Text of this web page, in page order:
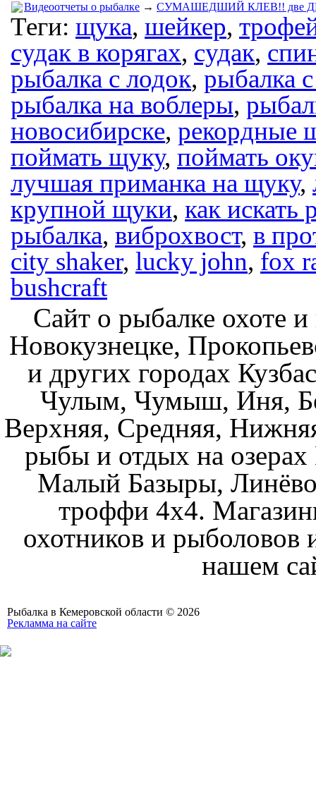
Видеоотчеты о рыбалке → СУМАШЕДШИЙ КЛЕВ!! две
Теги: щука, шейкер,
судак в корягах, судак,
рыбалка с лодок, рыбалка
рыбалка на воблеры,
новосибирске, рекордные
поймать щуку, поймать
лучшая приманка на щуку,
крупной щуки, как искать
рыбалка, виброхвост, в
city shaker, lucky john, fox
bushcraft
Сайт о рыбалке охоте
Новокузнецке,
и других городах
Чулым, Чумыш, Иня,
Верхняя, Средняя,
рыбы и отдых на
Малый Базыры,
троффи 4х4.
охотников и рыболовов
нашем
Рыбалка в Кемеровской области © 2026
Рекламма на сайте